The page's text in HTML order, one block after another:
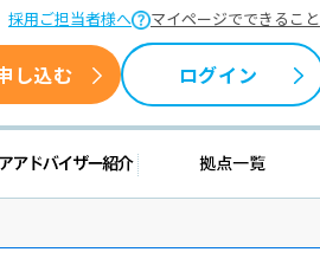
採用ご担当者様へ マイページでできること
し込む ログイン
報 キャリアアドバイザー紹介